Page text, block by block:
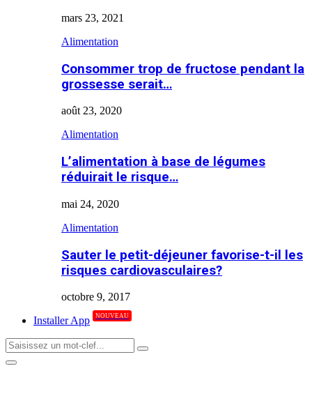
mars 23, 2021
Alimentation
Consommer trop de fructose pendant la
grossesse serait…
août 23, 2020
Alimentation
L’alimentation à base de légumes
réduirait le risque…
mai 24, 2020
Alimentation
Sauter le petit-déjeuner favorise-t-il les
risques cardiovasculaires?
octobre 9, 2017
Installer App
NOUVEAU
Search
for:
Search
Primary